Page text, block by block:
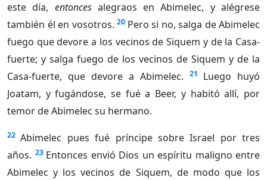
este día, entoncesalegraos en Abimelec, y alégrese
también él en vosotros. 20 Pero si no, salga de Abimelec
fuego que devore a los vecinos de Siquem y de la Casa-
fuerte; y salga fuego de los vecinos de Siquem y de la
Casa-fuerte, que devore a Abimelec.
21
Luego huyó
Joatam, y fugándose, se fué a Beer, y habitó allí, por
temor de Abimelec su hermano.
22 Abimelec pues fué príncipe sobre Israel por tres
años. 23 Entonces envió Dios un espíritu maligno entre
Abimelec y los vecinos de Siquem, de modo que los